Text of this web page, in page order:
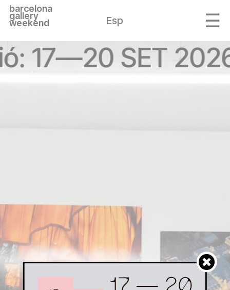
barcelona
gallery
weekend Esp
17—20 SET